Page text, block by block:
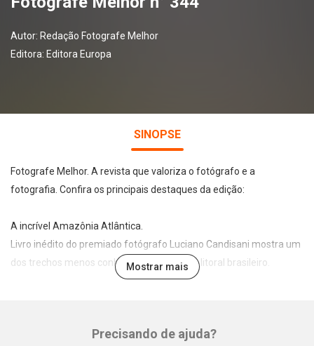
Autor: Redação Fotografe Melhor
Editora: Editora Europa
SINOPSE
Fotografe Melhor. A revista que valoriza o fotógrafo e a
fotografia. Confira os principais destaques da edição:
A incrível Amazônia Atlântica.
Livro inédito do premiado fotógrafo Luciano Candisani mostra um
dos trechos menos conhecidos do enorme litoral brasileiro.
- O adeus do polêmico e bem-humorado inglês Martin Parr
Mostrar mais
Precisando de ajuda?
Facebook Twitter